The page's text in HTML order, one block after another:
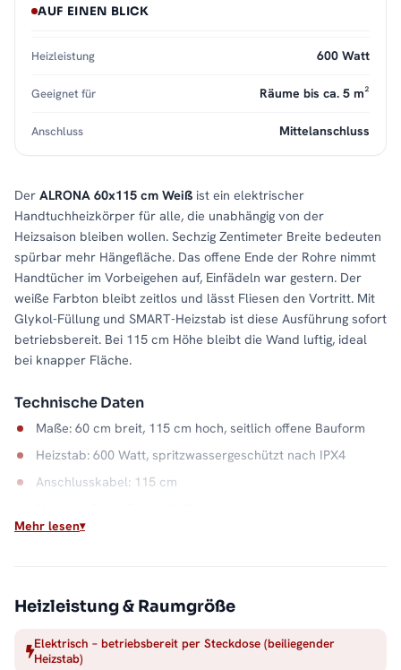
Der ALRONA 60x115 cm Weiß ist ein elektrischer
Handtuchheizkörper für alle, die unabhängig von der
Heizsaison bleiben wollen. Sechzig Zentimeter Breite bedeuten
spürbar mehr Hängefläche. Das offene Ende der Rohre nimmt
Handtücher im Vorbeigehen auf, Einfädeln war gestern. Der
weiße Farbton bleibt zeitlos und lässt Fliesen den Vortritt. Mit
Glykol-Füllung und SMART-Heizstab ist diese Ausführung sofort
betriebsbereit. Bei 115 cm Höhe bleibt die Wand luftig, ideal
bei knapper Fläche.
Technische Daten
Maße: 60 cm breit, 115 cm hoch, seitlich offene Bauform
Heizstab: 600 Watt, spritzwassergeschützt nach IPX4
Anschlusskabel: 115 cm
Betrieb macht die Badwärme unabhängig vom Heizsystem. Die
offene Seite hält dabei jeden Handgriff kurz, und der
Stahlkorpus in Weiß bleibt ein ruhiger Blickfang. Alle Größen
und Ausführungen finden Sie in der Kategorie
AUF EINEN BLICK
Heizleistung 600 Watt
Geeignet für Räume bis ca. 5 m²
Anschluss Mittelanschluss
Mehr lesen
Heizleistung & Raumgröße
Elektrisch – betriebsbereit per Steckdose (beiliegender
Heizstab)